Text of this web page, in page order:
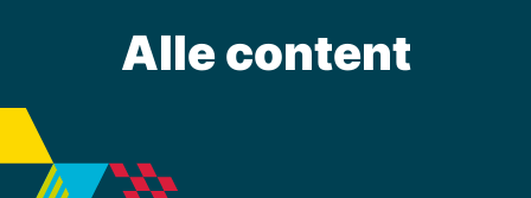
Alle content